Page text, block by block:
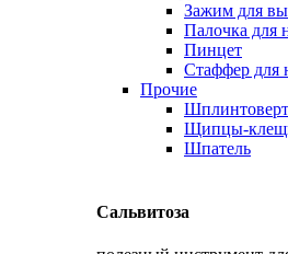
Зажим для
Палочка для
Пинцет
Стаффер для
Прочие
Шплинтоверт
Щипцы-клещи
Шпатель
Сальвитоза